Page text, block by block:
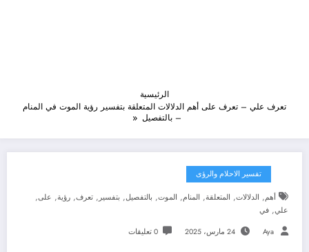
الرئيسية
تعرف علي – تعرف على أهم الدلالات المتعلقة بتفسير رؤية الموت في المنام
– بالتفصيل
تفسير الاحلام والرؤى
أهم, الدلالات, المتعلقة, المنام, الموت, بالتفصيل, بتفسير , تعرف, رؤية, على,
علي, في
Aya 24 مارس، 2025 0 تعليقات